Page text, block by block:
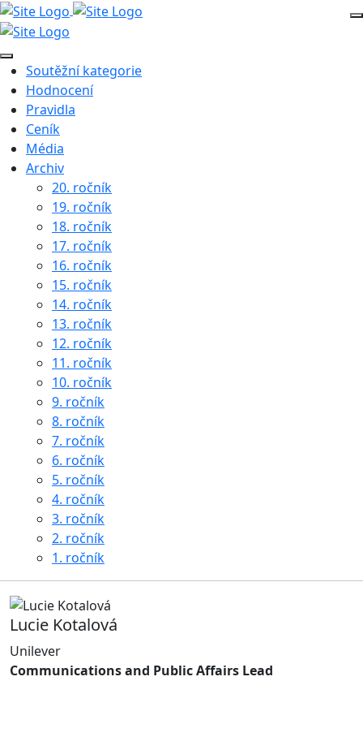
Soutěžní kategorie
Hodnocení
Pravidla
Ceník
Média
Archiv
20. ročník
19. ročník
18. ročník
17. ročník
16. ročník
15. ročník
14. ročník
13. ročník
12. ročník
11. ročník
10. ročník
9. ročník
8. ročník
7. ročník
6. ročník
5. ročník
4. ročník
3. ročník
2. ročník
1. ročník
Lucie Kotalová
Unilever
Communications and Public Affairs Lead